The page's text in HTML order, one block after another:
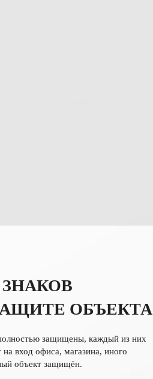
ОБЪЕКТА
защищены, каждый из них
вход офиса, магазина, иного
объект защищён.